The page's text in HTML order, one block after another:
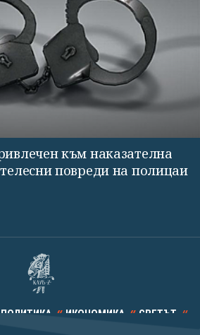
към наказателна
телесни повреди на полицаи
ПОЛИТИКА ИКОНОМИКА СВЕТЪТ